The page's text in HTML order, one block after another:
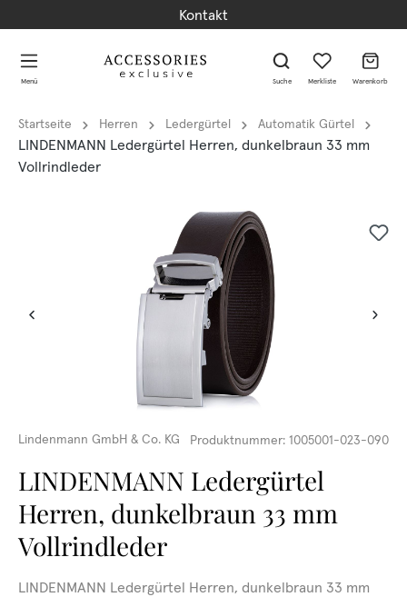
Kontakt
Menü Suche Merkliste Warenkorb
Startseite Herren Ledergürtel Automatik Gürtel
LINDENMANN Ledergürtel Herren, dunkelbraun 33 mm
Vollrindleder
Lindenmann GmbH & Co. KG Produktnummer: 1005001-023-090
LINDENMANN Ledergürtel
Herren, dunkelbraun 33 mm
Vollrindleder
LINDENMANN Ledergürtel Herren, dunkelbraun 33 mm